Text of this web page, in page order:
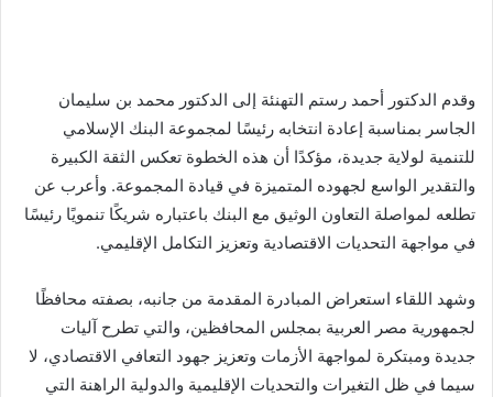
وقدم الدكتور أحمد رستم التهنئة إلى الدكتور محمد بن سليمان
الجاسر بمناسبة إعادة انتخابه رئيسًا لمجموعة البنك الإسلامي
للتنمية لولاية جديدة، مؤكدًا أن هذه الخطوة تعكس الثقة الكبيرة
والتقدير الواسع لجهوده المتميزة في قيادة المجموعة. وأعرب عن
تطلعه لمواصلة التعاون الوثيق مع البنك باعتباره شريكًا تنمويًا رئيسًا
في مواجهة التحديات الاقتصادية وتعزيز التكامل الإقليمي.
وشهد اللقاء استعراض المبادرة المقدمة من جانبه، بصفته محافظًا
لجمهورية مصر العربية بمجلس المحافظين، والتي تطرح آليات
جديدة ومبتكرة لمواجهة الأزمات وتعزيز جهود التعافي الاقتصادي، لا
سيما في ظل التغيرات والتحديات الإقليمية والدولية الراهنة التي